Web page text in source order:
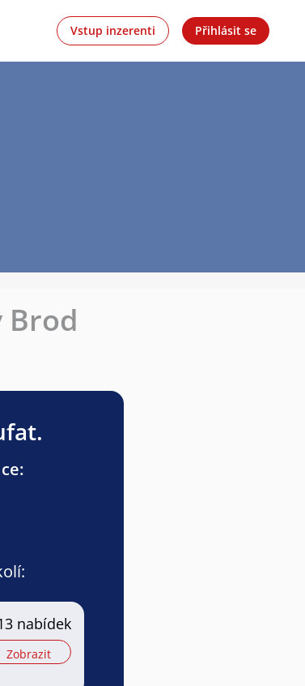
Vstup inzerenti Přihlásit se
Brod
nabídek
Zobrazit